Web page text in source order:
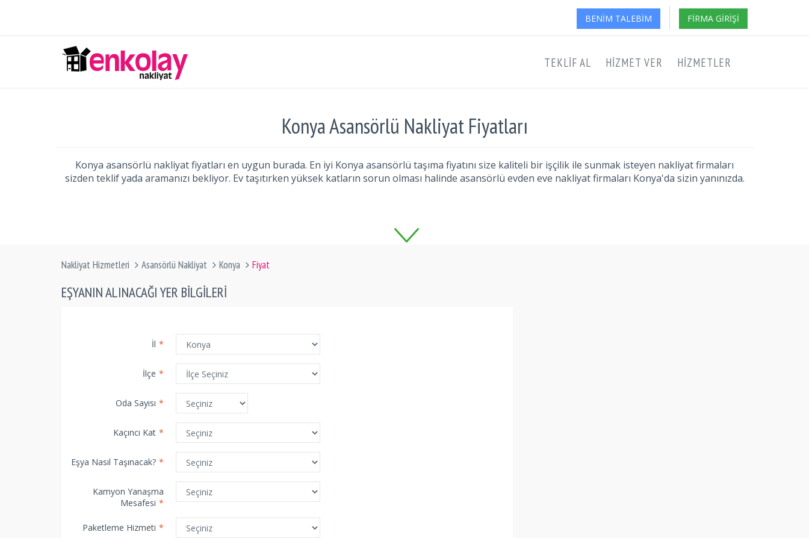
BENIM TALEBIM FIRMA GIRIŞI
TEKLIF AL HIZMET VER HIZMETLER
Konya Asansörlü Nakliyat Fiyatları
Konya asansörlü nakliyat fiyatları en uygun burada. En iyi Konya asansörlü taşıma fiyatını size kaliteli bir işçilik ile sunmak isteyen nakliyat firmaları
sizden teklif yada aramanızı bekliyor. Ev taşıtırken yüksek katların sorun olması halinde asansörlü evden eve nakliyat firmaları Konya'da sizin yanınızda.
Nakliyat Hizmetleri Asansörlü Nakliyat Konya Fiyat
EŞYANIN ALINACAĞI YER BILGILERI
İl *
İlçe *
Oda Sayısı *
Kaçıncı Kat *
Eşya Nasıl Taşınacak? *
Kamyon Yanaşma
Mesafesi *
Paketleme Hizmeti *